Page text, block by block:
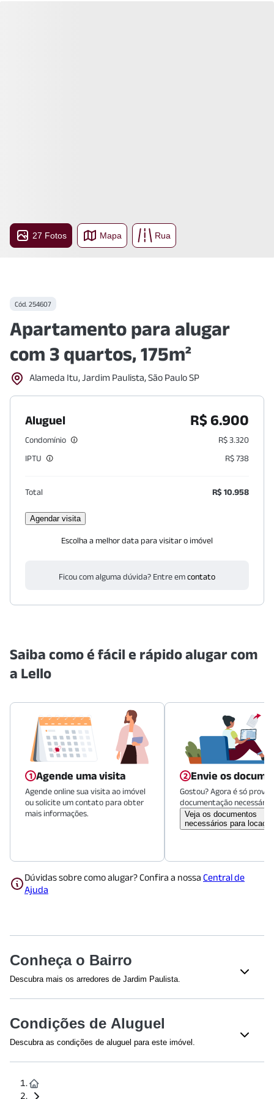
27 Fotos Mapa Rua
Cód. 254607
Apartamento para alugar
com 3 quartos, 175m²
Alameda Itu, Jardim Paulista, São Paulo SP
Aluguel R$ 6.900
Condomínio
R$ 3.320
IPTU
R$ 738
Total R$ 10.958
Agendar visita
Escolha a melhor data para visitar o imóvel
Ficou com alguma dúvida? Entre emcontato
Saiba como é fácil e rápido alugar com
a Lello
Agende uma visita
Agende online sua visita ao imóvel
ou solicite um contato para obter
mais informações.
Envie os
Gostou? Agora é só
documentação necessária.
Veja os documentos
necessários para
Dúvidas sobre como alugar? Confira a nossa Central de
Ajuda
Conheça o Bairro
Descubra mais os arredores de Jardim Paulista.
Conjunto Nacional( 450m)
Shopping Center 3
Shopping Cidade São Paulo(1267m)
Restaurantes
Condições de Aluguel
Descubra as condições de aluguel para este imóvel.
proposta.
Para fiança dispensada, a renda mínima é calculada em 4 vezes